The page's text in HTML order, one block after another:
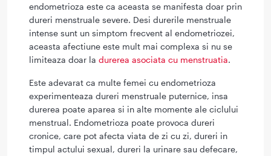
endometrioza este ca aceasta se manifesta doar prin
dureri menstruale severe. Desi durerile menstruale
intense sunt un simptom frecvent al endometriozei,
aceasta afectiune este mult mai complexa si nu se
limiteaza doar la durerea asociata cu menstruatia.
Este adevarat ca multe femei cu endometrioza
experimenteaza dureri menstruale puternice, insa
durerea poate aparea si in alte momente ale ciclului
menstrual. Endometrioza poate provoca dureri
cronice, care pot afecta viata de zi cu zi, dureri in
timpul actului sexual, dureri la urinare sau defecare,